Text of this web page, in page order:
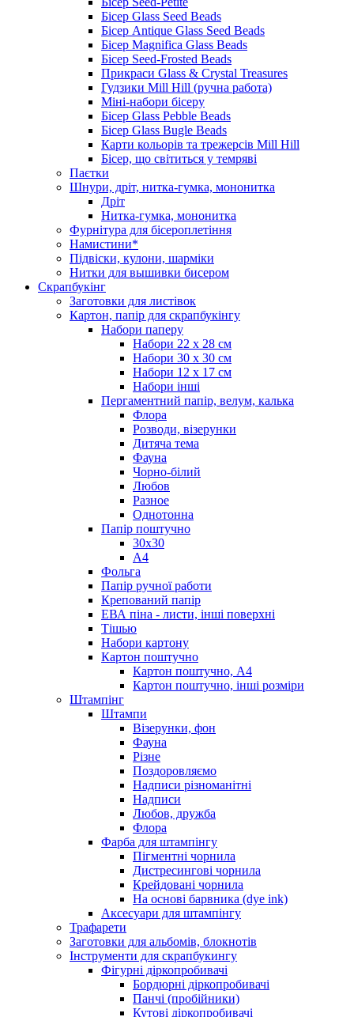
Бісер Glass Seed Beads
Бісер Antique Glass Seed Beads
Бісер Magnifica Glass Beads
Бісер Seed-Frosted Beads
Прикраси Glass & Crystal Treasures
Гудзики Mill Hill (ручна работа)
Міні-набори бісеру
Бісер Glass Pebble Beads
Бісер Glass Bugle Beads
Карти кольорів та трежерсів Mill Hill
Бісер, що світиться у темряві
Паєтки
Шнури, дріт, нитка-гумка, мононитка
Дріт
Нитка-гумка, мононитка
Фурнітура для бісероплетіння
Намистини*
Підвіски, кулони, шарміки
Нитки для вышивки бисером
Скрапбукінг
Заготовки для листівок
Картон, папір для скрапбукінгу
Набори паперу
Набори 22 х 28 см
Набори 30 х 30 см
Набори 12 х 17 см
Набори інші
Пергаментний папір, велум, калька
Флора
Розводи, візерунки
Дитяча тема
Фауна
Чорно-білий
Любов
Разное
Однотонна
Папір поштучно
30х30
А4
Фольга
Папір ручної работи
Крепований папір
ЕВА піна - листи, інші поверхні
Тішью
Набори картону
Картон поштучно
Картон поштучно, А4
Картон поштучно, інші розміри
Штампінг
Штампи
Візерунки, фон
Фауна
Різне
Поздоровляємо
Надписи різноманітні
Надписи
Любов, дружба
Флора
Фарба для штампінгу
Пігментні чорнила
Дистресингові чорнила
Крейдовані чорнила
На основі барвника (dye ink)
Аксесуари для штампінгу
Трафарети
Заготовки для альбомів, блокнотів
Інструменти для скрапбукингу
Фігурні діркопробивачі
Бордюрні діркопробивачі
Панчі (пробійники)
Кутові діркопробивачі